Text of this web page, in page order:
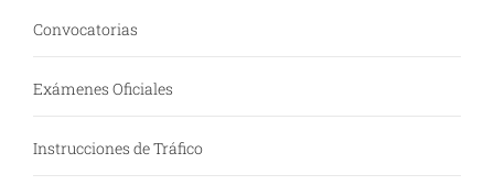
Convocatorias
Exámenes Oficiales
Instrucciones de Tráfico